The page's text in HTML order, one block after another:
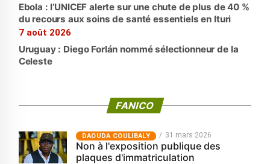
Ebola : l’UNICEF alerte sur une chute de plus de 40 %
du recours aux soins de santé essentiels en Ituri
7 août 2026
Uruguay : Diego Forlán nommé sélectionneur de la
Celeste
FANICO
‎DAOUDA COULIBALY 31 mars 2026
Non à l'exposition publique des
plaques d'immatriculation